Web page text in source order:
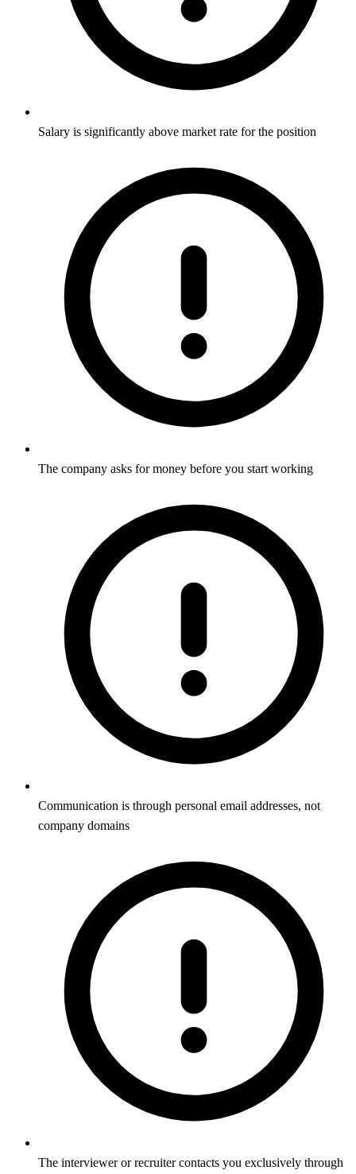
Salary is significantly above market rate for the position
The company asks for money before you start working
Communication is through personal email addresses, not
company domains
The interviewer or recruiter contacts you exclusively through